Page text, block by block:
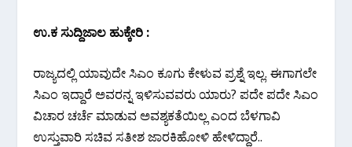
ಉ.ಕ ಸುದ್ದಿಜಾಲ ಹುಕ್ಕೇರಿ :
ರಾಜ್ಯದಲ್ಲಿ ಯಾವುದೇ ಸಿಎಂ ಕೂಗು ಕೇಳುವ ಪ್ರಶ್ನೆ ಇಲ್ಲ. ಈಗಾಗಲೇ
ಸಿಎಂ ಇದ್ದಾರೆ ಅವರನ್ನ ಇಳಿಸುವವರು ಯಾರು? ಪದೇ ಪದೇ ಸಿಎಂ
ವಿಚಾರ ಚರ್ಚೆ ಮಾಡುವ ಅವಶ್ಯಕತೆಯಿಲ್ಲ ಎಂದ ಬೆಳಗಾವಿ
ಉಸ್ತುವಾರಿ ಸಚಿವ ಸತೀಶ ಜಾರಕಿಹೋಳಿ ಹೇಳಿದ್ದಾರೆ..